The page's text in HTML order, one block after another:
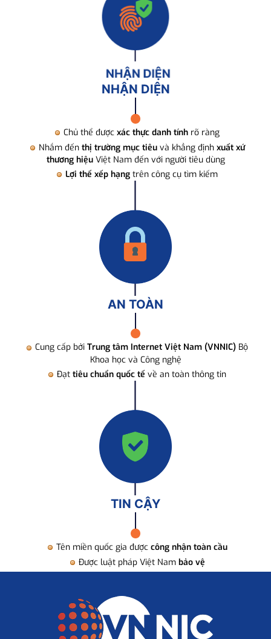
NHẬN DIỆN
Chủ thể được xác thực danh tính rõ ràng
Nhắm đến thị trường mục tiêuvà khẳng định xuất xứ
thương hiệuViệt Nam đến với người tiêu dùng
Lợi thế xếp hạng trên công cụ tìm kiếm
AN TOÀN
Cung cấp bởi Trung tâm Internet Việt Nam (VNNIC) Bộ
Khoa học và Công nghệ
Đạt tiêu chuẩn quốc tế về an toàn thông tin
TIN CẬY
Tên miền quốc gia được công nhận toàn cầu
Được luật pháp Việt Nam bảo vệ